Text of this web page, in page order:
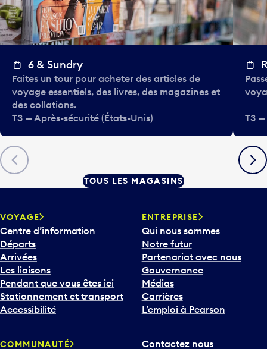
Précédent
6 & Sundry
Faites un tour pour acheter des articles de
voyage essentiels, des livres, des magazines et
des collations.
T3 — Après-sécurité (États-Unis)
T3
TOUS LES MAGASINS
VOYAGE
Centre d’information
Départs
Arrivées
Les liaisons
Pendant que vous êtes ici
Stationnement et transport
Accessibilité
ENTREPRISE
Qui nous sommes
Notre futur
Partenariat avec nous
Gouvernance
Médias
Carrières
L’emploi à Pearson
COMMUNAUTÉ
Contactez nous